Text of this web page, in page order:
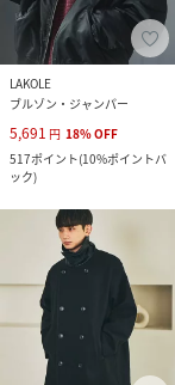
LAKOLE
ブルゾン・ジャンパー
5,691 円 18%OFF
517ポイント(10%ポイントバ
ック)